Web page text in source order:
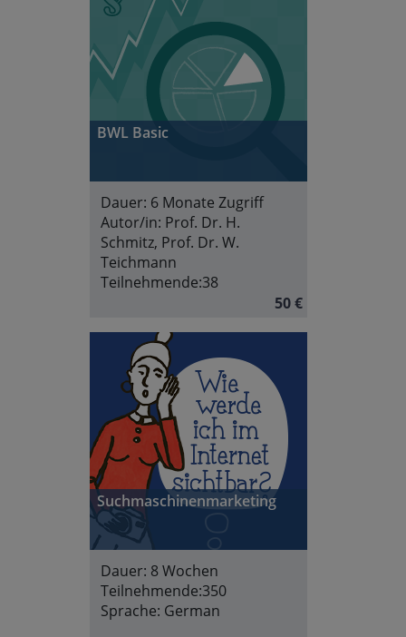
BWL Basic
Dauer: 6 Monate Zugriff
Autor/in: Prof. Dr. H.
Schmitz, Prof. Dr. W.
Teichmann
Teilnehmende:38
50 €
Suchmaschinenmarketing
Dauer: 8 Wochen
Teilnehmende:350
Sprache: German